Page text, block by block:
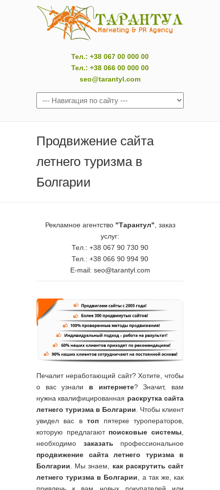
Тел.: +38 067 00 000 00
Тел.: +38 066 00 000 00
seo@tarantyl.com
Продвижение сайта
летнего туризма в
Болгарии
Рекламное агентство "Тарантул" , заказ
услуг:
Тел.: +38 067 90 730 90
Тел.: +38 066 90 994 90
E-mail: seo@tarantyl.com
Печалит неработающий сайт? Хотите, чтобы
о вас узнали в интернете? Значит, вам
нужна квалифицированная раскрутка сайта
летнего туризма в Болгарии . Чтобы клиент
увидел вас втоп пятерке туроператоров,
которую предлагают поисковые системы
необходимо заказать профессиональное
продвижение сайта летнего туризма в
Болгарии . Мы знаем, как раскрутить сайт
летнего туризма в Болгарии , а так же, как